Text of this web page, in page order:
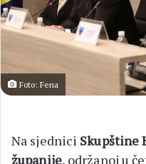
Foto: Fena
Na sjednici Skupštine
županije, održanoj u